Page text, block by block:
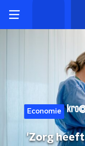
Economie
'Zorg heeft